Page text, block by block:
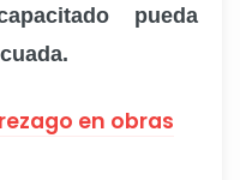
pueda
en obras